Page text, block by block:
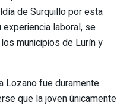
de Surquillo por esta
laboral, se
municipios de Lurín y
Lozano fue duramente
que la joven únicamente